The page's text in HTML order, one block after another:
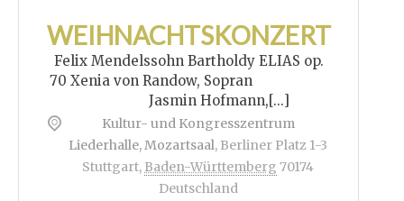
WEIHNACHTSKONZERT
Felix Mendelssohn Bartholdy ELIAS op.
70 Xenia von Randow, Sopran
Jasmin Hofmann,[...]
Kultur- und Kongresszentrum
Liederhalle, Mozartsaal, Berliner Platz 1-3
Stuttgart, Baden-Württemberg 70174
Deutschland